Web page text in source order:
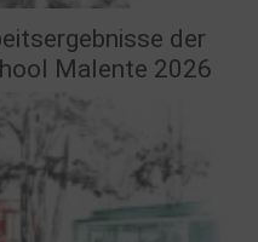
der
Malente 2026